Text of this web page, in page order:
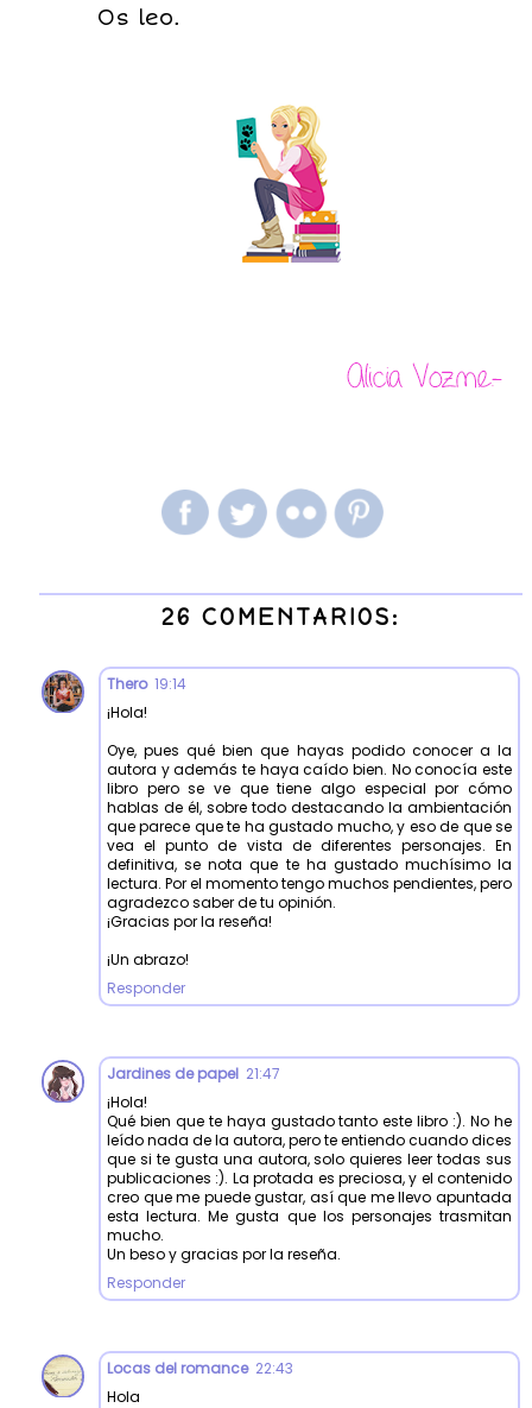
Os leo.
26 COMENTARIOS:
Thero 19:14
¡Hola!
Oye, pues qué bien que hayas podido conocer a la
autora y además te haya caído bien. No conocía este
libro pero se ve que tiene algo especial por cómo
hablas de él, sobre todo destacando la ambientación
que parece que te ha gustado mucho, y eso de que se
vea el punto de vista de diferentes personajes. En
definitiva, se nota que te ha gustado muchísimo la
lectura. Por el momento tengo muchos pendientes, pero
agradezco saber de tu opinión.
¡Gracias por la reseña!
¡Un abrazo!
Responder
Jardines de papel 21:47
¡Hola!
Qué bien que te haya gustado tanto este libro :). No he
leído nada de la autora, pero te entiendo cuando dices
que si te gusta una autora, solo quieres leer todas sus
publicaciones :). La protada es preciosa, y el contenido
creo que me puede gustar, así que me llevo apuntada
esta lectura. Me gusta que los personajes trasmitan
mucho.
Un beso y gracias por la reseña.
Responder
Locas del romance 22:43
Hola